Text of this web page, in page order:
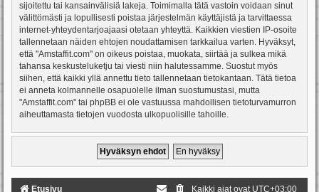
sijoitettu tai kansainvälisiä lakeja. Toimimalla tätä vastoin voidaan sinut
välittömästi ja lopullisesti poistaa järjestelmän käyttäjistä ja tarvittaessa
internet-yhteydentarjoajaasi otetaan yhteyttä. Kaikkien viestien IP-osoite
tallennetaan näiden ehtojen noudattamisen tarkkailua varten. Hyväksyt,
että "Amstaffit.com" on oikeus poistaa, muokata, siirtää ja sulkea mikä
tahansa keskusteluketju tai viesti niin halutessamme. Suostut myös
siihen, että kaikki yllä annettu tieto tallennetaan tietokantaan. Tätä tietoa
ei anneta kolmannelle osapuolelle ilman suostumustasi, mutta
"Amstaffit.com" tai phpBB ei ole vastuussa mahdollisen tietoturvamurron
aiheuttamasta tietojen vuodosta ulkopuolisille tahoille.
Etusivu Kaikki ajat ovat UTC+03:00